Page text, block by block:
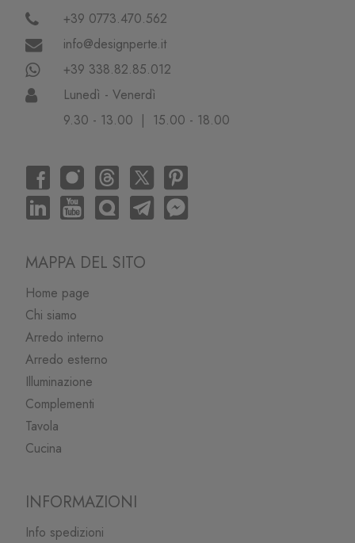
+39 0773.470.562
info@designperte.it
+39 338.82.85.012
Lunedì - Venerdì
9.30 - 13.00 | 15.00 - 18.00
MAPPA DEL SITO
Home page
Chi siamo
Arredo interno
Arredo esterno
Illuminazione
Complementi
Tavola
Cucina
INFORMAZIONI
Info spedizioni